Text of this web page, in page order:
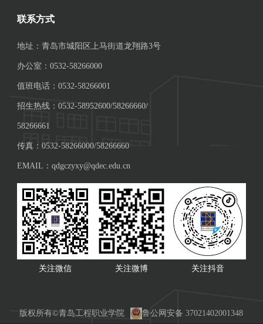
联系方式
地址：青岛市城阳区上马街道龙翔路3号
办公室：0532-58266000
值班电话：0532-58266001
招生热线：0532-58952600/58266660/
58266661
传真：0532-58266000/58266660
EMAIL：qdgczyxy@qdec.edu.cn
关注微信 关注微博 关注抖音
版权所有©青岛工程职业学院 鲁公网安备 37021402001348